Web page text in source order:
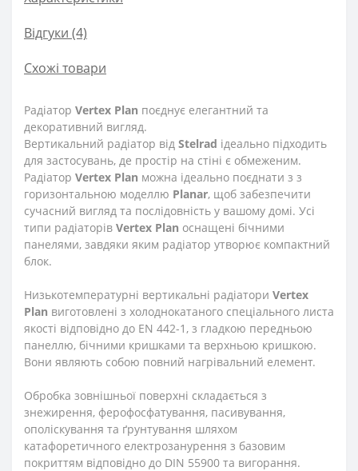
Відгуки (4)
Схожі товари
Радіатор Vertex Plan поєднує елегантний та
декоративний вигляд.
Вертикальний радіатор від Stelrad ідеально підходить
для застосувань, де простір на стіні є обмеженим.
Радіатор Vertex Plan можна ідеально поєднати з з
горизонтальною моделлю Planar, щоб забезпечити
сучасний вигляд та послідовність у вашому домі. Усі
типи радіаторів Vertex Plan оснащені бічними
панелями, завдяки яким радіатор утворює компактний
блок.
Низькотемпературні вертикальні радіатори Vertex
Plan виготовлені з холоднокатаного спеціального листа
якості відповідно до EN 442-1, з гладкою передньою
панеллю, бічними кришками та верхньою кришкою.
Вони являють собою повний нагрівальний елемент.
Обробка зовнішньої поверхні складається з
знежирення, ферофосфатування, пасивування,
ополіскування та ґрунтування шляхом
катафоретичного електрозанурення з базовим
покриттям відповідно до DIN 55900 та вигорання.